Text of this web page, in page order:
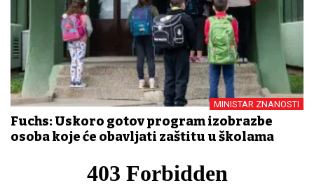
MINISTAR ZNANOSTI
Fuchs: Uskoro gotov program izobrazbe
osoba koje će obavljati zaštitu u školama